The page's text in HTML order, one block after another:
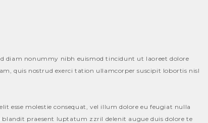
diam nonummy nibh euismod tincidunt ut laoreet dolore
quis nostrud exerci tation ullamcorper suscipit lobortis nisl
esse molestie consequat, vel illum dolore eu feugiat nulla
praesent luptatum zzril delenit augue duis dolore te